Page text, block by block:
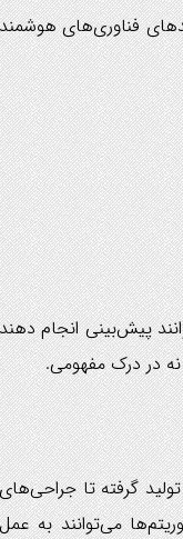
فناوری‌های هوشمند
پیش‌بینی انجام دهند
در درک مفهومی.
گرفته تا جراحی‌های
می‌توانند به عمل